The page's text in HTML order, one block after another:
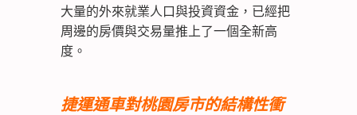
大量的外來就業人口與投資資金，已經把
周邊的房價與交易量推上了一個全新高
度。
捷運通車對桃園房市的結構性衝